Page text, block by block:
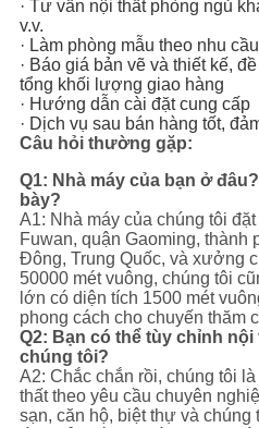
· Tư vấn nội thất phòng ngủ
v.v.
· Làm phòng mẫu theo nhu
· Báo giá bản vẽ và thiết kế,
tổng khối lượng giao hàng
· Hướng dẫn cài đặt cung cấp
· Dịch vụ sau bán hàng tốt,
Câu hỏi thường gặp:
Q1: Nhà máy của bạn ở
bày?
A1: Nhà máy của chúng tôi
Fuwan, quận Gaoming, thành
Đông, Trung Quốc, và xưởng
50000 mét vuông, chúng tôi
lớn có diện tích 1500 mét
phong cách cho chuyến thăm
Q2: Bạn có thể tùy chỉnh
chúng tôi?
A2: Chắc chắn rồi, chúng tôi
thất theo yêu cầu chuyên
sạn, căn hộ, biệt thự và chúng